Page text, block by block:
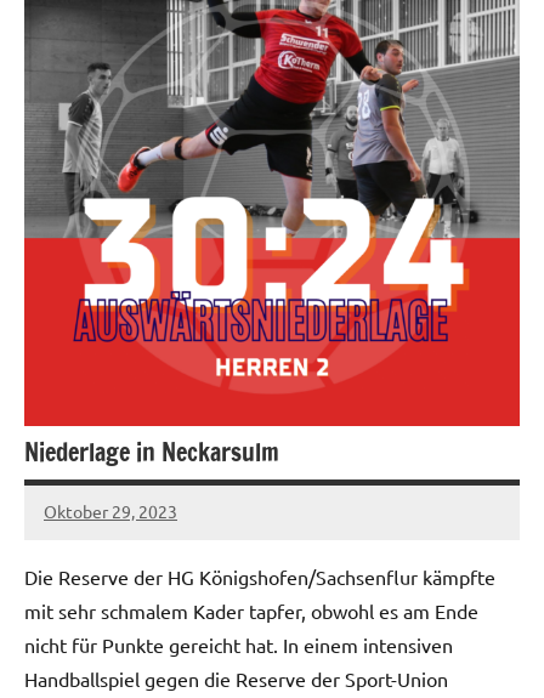
Niederlage in Neckarsulm
Oktober 29, 2023
hgadmin
Die Reserve der HG Königshofen/Sachsenflur kämpfte
mit sehr schmalem Kader tapfer, obwohl es am Ende
nicht für Punkte gereicht hat. In einem intensiven
Handballspiel gegen die Reserve der Sport-Union